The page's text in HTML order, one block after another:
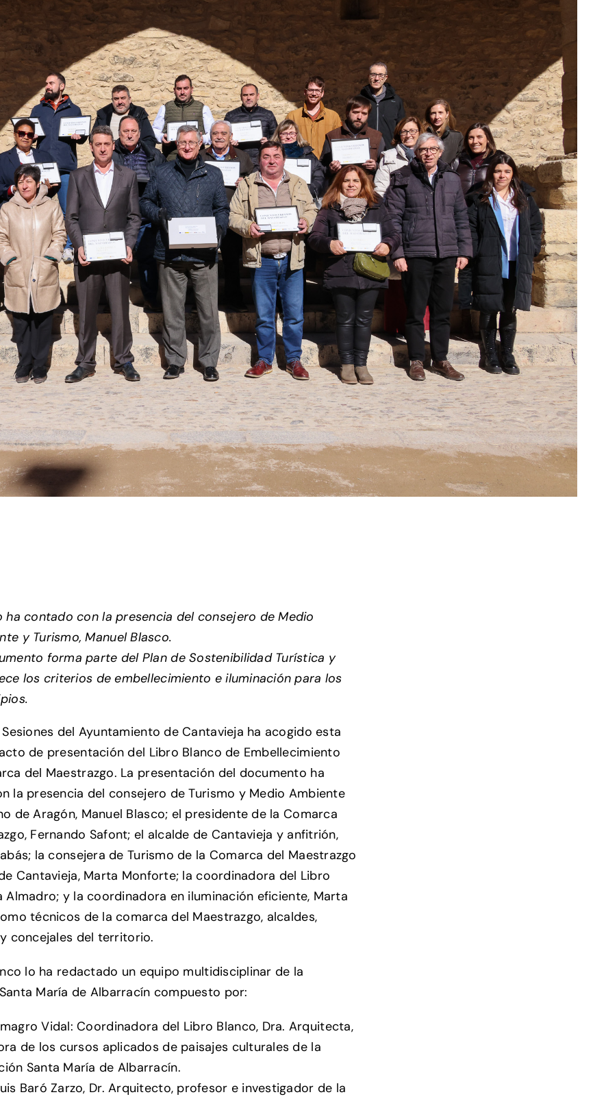
ha contado con la presencia del consejero de Medio
y Turismo, Manuel Blasco.
forma parte del Plan de Sostenibilidad Turística y
los criterios de embellecimiento e iluminación para los
Sesiones del Ayuntamiento de Cantavieja ha acogido esta
de presentación del Libro Blanco de Embellecimiento
del Maestrazgo. La presentación del documento ha
la presencia del consejero de Turismo y Medio Ambiente
de Aragón, Manuel Blasco; el presidente de la Comarca
Fernando Safont; el alcalde de Cantavieja y anfitrión,
la consejera de Turismo de la Comarca del Maestrazgo
Cantavieja, Marta Monforte; la coordinadora del Libro
Almadro; y la coordinadora en iluminación eficiente, Marta
técnicos de la comarca del Maestrazgo, alcaldes,
concejales del territorio.
lo ha redactado un equipo multidisciplinar de la
María de Albarracín compuesto por:
Vidal: Coordinadora del Libro Blanco, Dra. Arquitecta,
de los cursos aplicados de paisajes culturales de la
Santa María de Albarracín.
Baró Zarzo, Dr. Arquitecto, profesor e investigador de la